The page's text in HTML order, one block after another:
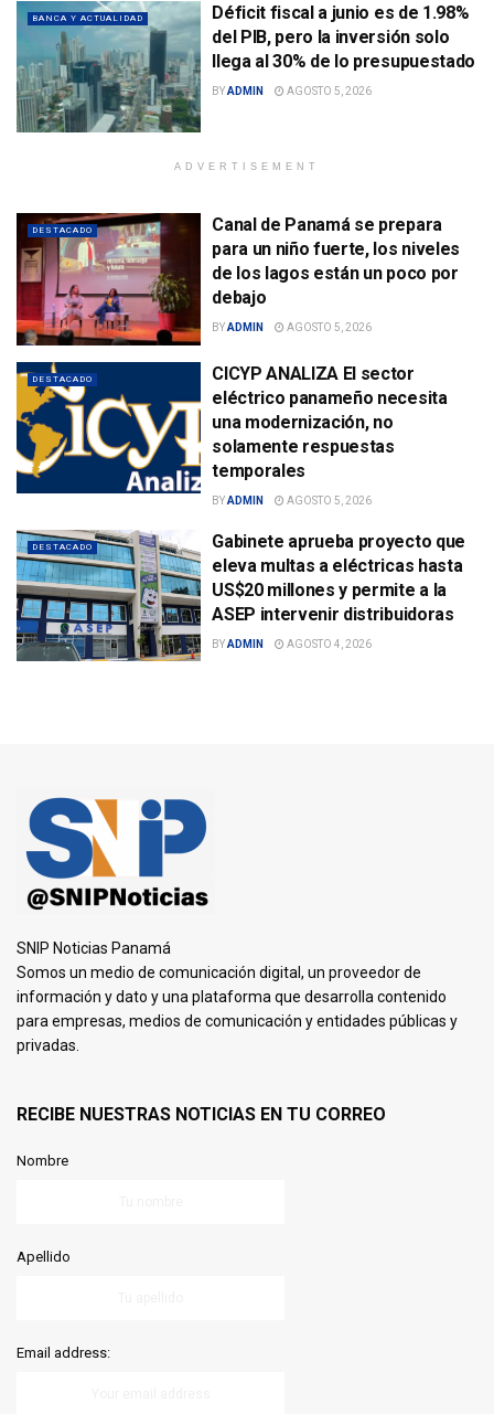
BANCA Y ACTUALIDAD
Déficit fiscal a junio es de 1.98%
del PIB, pero la inversión solo
llega al 30% de lo presupuestado
BYADMIN AGOSTO 5, 2026
ADVERTISEMENT
DESTACADO
Canal de Panamá se prepara
para un niño fuerte, los niveles
de los lagos están un poco por
debajo
BYADMIN AGOSTO 5, 2026
DESTACADO
CICYP ANALIZA El sector
eléctrico panameño necesita
una modernización, no
solamente respuestas
temporales
BYADMIN AGOSTO 5, 2026
DESTACADO
Gabinete aprueba proyecto que
eleva multas a eléctricas hasta
US$20 millones y permite a la
ASEP intervenir distribuidoras
BYADMIN AGOSTO 4, 2026
SNIP Noticias Panamá
Somos un medio de comunicación digital, un proveedor de
información y dato y una plataforma que desarrolla contenido
para empresas, medios de comunicación y entidades públicas y
privadas.
RECIBE NUESTRAS NOTICIAS EN TU CORREO
Nombre
Apellido
Email address: